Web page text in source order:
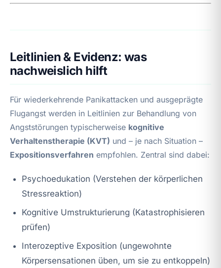
Leitlinien & Evidenz: was
nachweislich hilft
Für wiederkehrende Panikattacken und ausgeprägte
Flugangst werden in Leitlinien zur Behandlung von
Angststörungen typischerweise kognitive
Verhaltenstherapie (KVT) und – je nach Situation –
Expositionsverfahren empfohlen. Zentral sind dabei:
Psychoedukation (Verstehen der körperlichen
Stressreaktion)
Kognitive Umstrukturierung (Katastrophisieren
prüfen)
Interozeptive Exposition (ungewohnte
Körpersensationen üben, um sie zu entkoppeln)